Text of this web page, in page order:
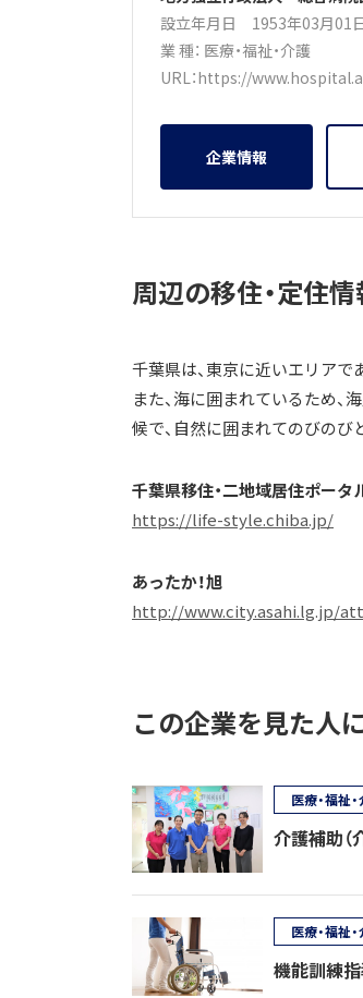
設立年月日 1953年03月01
業 種： 医療・福祉・介護
URL：https://
企業情報
周辺の移住・定住
千葉県は、東京に近いエリアで
また、海に囲まれているため、
候で、自然に囲まれてのびのび
千葉県移住・二地域居住ポータ
https://life-style.chiba.jp/
あったか！旭
http://www.city.asahi.lg.jp/
この企業を見た人
介護補助（
医療・福祉
機能訓練指
医療・福祉